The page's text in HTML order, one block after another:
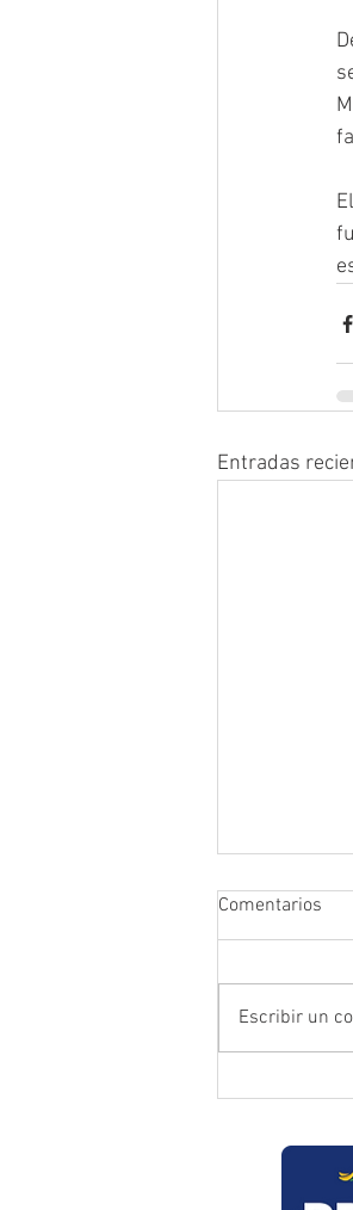
Entradas
Comentarios
Escribir un